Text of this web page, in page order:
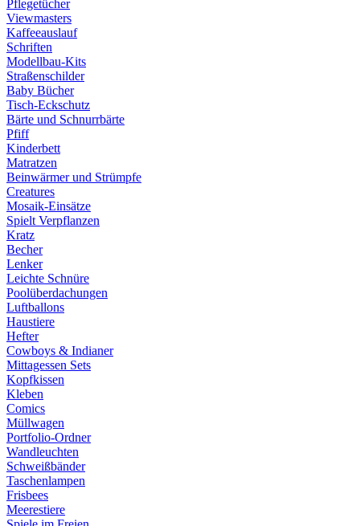
Pflegetücher
Viewmasters
Kaffeeauslauf
Schriften
Modellbau-Kits
Straßenschilder
Baby Bücher
Tisch-Eckschutz
Bärte und Schnurrbärte
Pfiff
Kinderbett
Matratzen
Beinwärmer und Strümpfe
Creatures
Mosaik-Einsätze
Spielt Verpflanzen
Kratz
Becher
Lenker
Leichte Schnüre
Poolüberdachungen
Luftballons
Haustiere
Hefter
Cowboys & Indianer
Mittagessen Sets
Kopfkissen
Kleben
Comics
Müllwagen
Portfolio-Ordner
Wandleuchten
Schweißbänder
Taschenlampen
Frisbees
Meerestiere